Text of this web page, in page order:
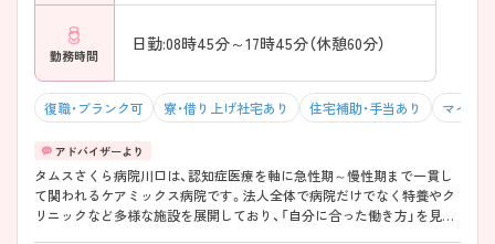
勤務時間
日勤:08時45分～17時45分（休憩60分）
復職・ブランク可 寮・借り上げ社宅あり 住宅補助・手当あり マイカ
タムスさくら病院川口は、認知症医療を軸に急性期～慢性期まで一貫し
て関われるケアミックス病院です。法人全体で病院だけでなく特養やク
リニックなど多様な施設を展開しており、「自分に合った働き方」を見つ